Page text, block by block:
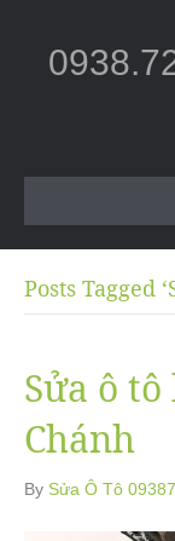
Posts Tagged
Sửa ô
Chánh
By Sửa Ô Tô